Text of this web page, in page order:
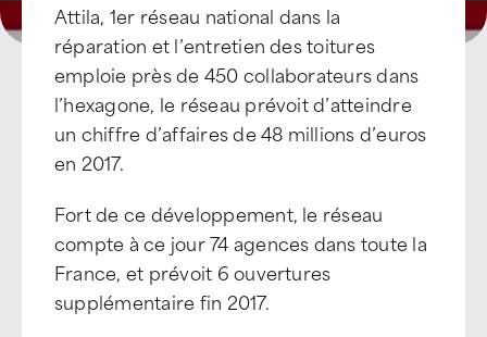
Attila, 1er réseau national dans la
réparation et l’entretien des toitures
emploie près de 450 collaborateurs dans
l’hexagone, le réseau prévoit d’atteindre
un chiffre d’affaires de 48 millions d’euros
en 2017.
Fort de ce développement, le réseau
compte à ce jour 74 agences dans toute la
France, et prévoit 6 ouvertures
supplémentaire fin 2017.